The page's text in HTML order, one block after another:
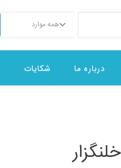
همه موارد
درباره ما شکایات
خلنگزار